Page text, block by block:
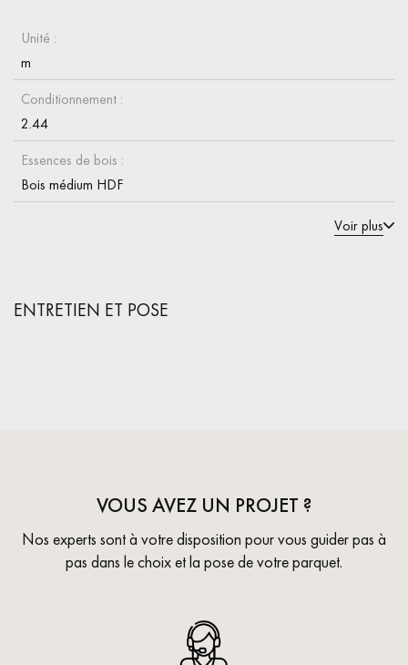
Unité :
m
Conditionnement :
2.44
Essences de bois :
Bois médium HDF
Voir plus
ENTRETIEN ET POSE
VOUS AVEZ UN PROJET ?
Nos experts sont à votre disposition pour vous guider pas à
pas dans le choix et la pose de votre parquet.